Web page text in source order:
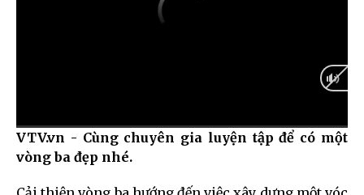
Current
Time
0:00 / Duration
0:00
VTV.vn - Cùng chuyên gia luyện tập để có một
vòng ba đẹp nhé.